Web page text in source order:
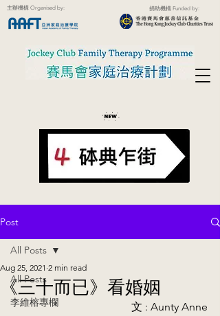
主辦機構 Organised by: 捐助機構 Funded by:
Post
All Posts
李維榕專欄
All Posts
《三十而已》看婚姻
Aug 25, 2021 2 min read
文 : Aunty Anne